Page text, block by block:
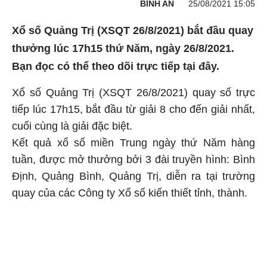
BÌNH AN 25/08/2021 15:05
Xổ số Quảng Trị (XSQT 26/8/2021) bắt đầu quay
thưởng lúc 17h15 thứ Năm, ngày 26/8/2021.
Bạn đọc có thể theo dõi trực tiếp tại đây.
Xổ số Quảng Trị (XSQT 26/8/2021) quay số trực
tiếp lúc 17h15, bắt đầu từ giải 8 cho đến giải nhất,
cuối cùng là giải đặc biệt.
Kết quả xổ số miền Trung ngày thứ Năm hàng
tuần, được mở thưởng bởi 3 đài truyền hình: Bình
Định, Quảng Bình, Quảng Trị, diễn ra tại trường
quay của các Công ty Xổ số kiến thiết tỉnh, thành.